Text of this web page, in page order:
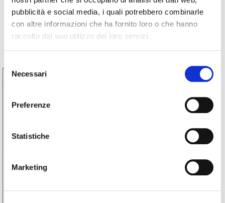
pubblicità e social media, i quali potrebbero combinarle
con altre informazioni che ha fornito loro o che hanno
raccolto dal suo utilizzo dei loro servizi.
delNecessari
Preferenze
Statistiche
Marketing
Prossimi eventi
2026
Eventi
Castellinaldo – cena tra le vigne |